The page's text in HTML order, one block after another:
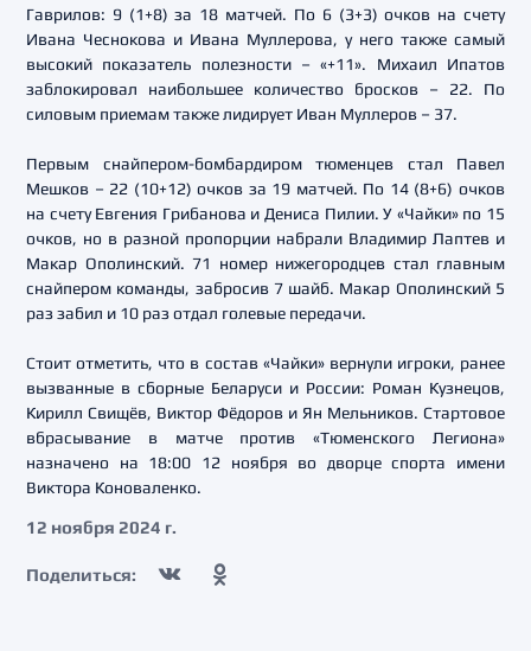
Гаврилов: 9 (1+8) за 18 матчей. По 6 (3+3) очков на счету
Ивана Чеснокова и Ивана Муллерова, у него также самый
высокий показатель полезности – «+11». Михаил Ипатов
заблокировал наибольшее количество бросков – 22. По
силовым приемам также лидирует Иван Муллеров – 37.
Первым снайпером-бомбардиром тюменцев стал Павел
Мешков – 22 (10+12) очков за 19 матчей. По 14 (8+6) очков
на счету Евгения Грибанова и Дениса Пилии. У «Чайки» по 15
очков, но в разной пропорции набрали Владимир Лаптев и
Макар Ополинский. 71 номер нижегородцев стал главным
снайпером команды, забросив 7 шайб. Макар Ополинский 5
раз забил и 10 раз отдал голевые передачи.
Стоит отметить, что в состав «Чайки» вернули игроки, ранее
вызванные в сборные Беларуси и России: Роман Кузнецов,
Кирилл Свищёв, Виктор Фёдоров и Ян Мельников. Стартовое
вбрасывание в матче против «Тюменского Легиона»
назначено на 18:00 12 ноября во дворце спорта имени
Виктора Коноваленко.
12 ноября 2024 г.
Поделиться: